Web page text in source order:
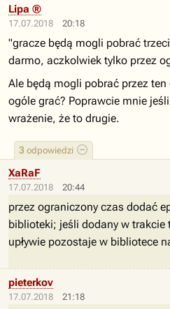
17.07.2018 20:18
3 odpowiedzi
Lipa ®
"gracze będą mogli pobrać
darmo, aczkolwiek tylko przez
Ale będą mogli pobrać przez
ogóle grać? Poprawcie mnie
wrażenie, że to drugie.
17.07.2018 20:44
XaRaF
przez ograniczony czas dodać
biblioteki; jeśli dodany w
upływie pozostaje w bibliotece
17.07.2018 21:18
pieterkov